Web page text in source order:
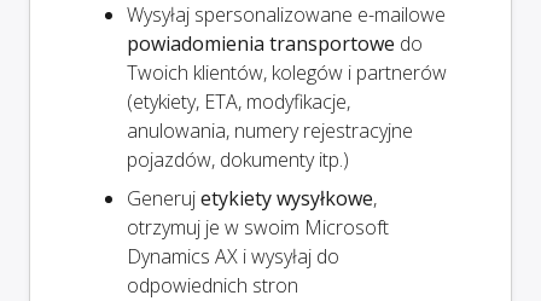
Wysyłaj spersonalizowane e-mailowe
powiadomienia transportowe do
Twoich klientów, kolegów i partnerów
(etykiety, ETA, modyfikacje,
anulowania, numery rejestracyjne
pojazdów, dokumenty itp.)
Generujetykiety wysyłkowe,
otrzymuj je w swoim Microsoft
Dynamics AX i wysyłaj do
odpowiednich stron